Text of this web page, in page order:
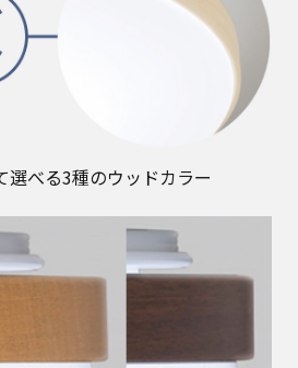
選べる3種のウッドカラー